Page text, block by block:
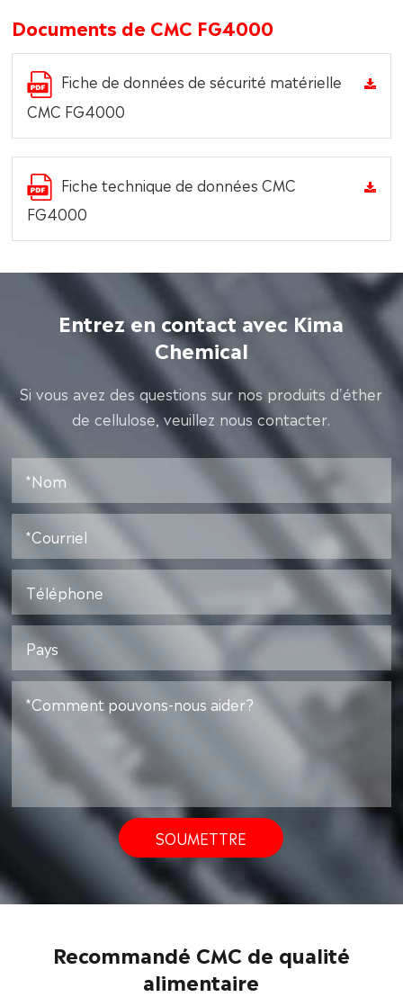
Documents de CMC FG4000
Fiche de données de sécurité matérielle
CMC FG4000
Fiche technique de données CMC
FG4000
Entrez en contact avec Kima
Chemical
Si vous avez des questions sur nos produits d'éther
de cellulose, veuillez nous contacter.
SOUMETTRE
Recommandé CMC de qualité
alimentaire